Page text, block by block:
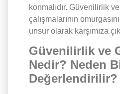
konmalıdır. Güvenilirlik
çalışmalarının
unsur olarak karşımıza
Güvenilirlik ve
Nedir? Neden
Değerlendirilir?